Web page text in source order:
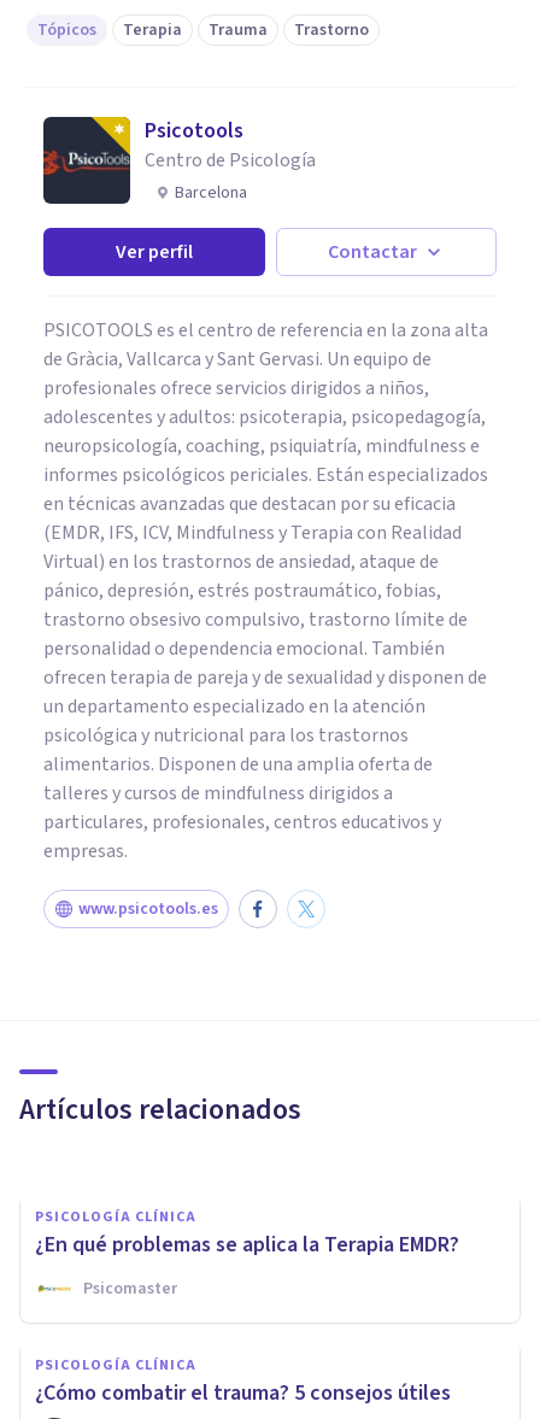
Tópicos Terapia Trauma Trastorno
Psicotools
Centro de Psicología
Barcelona
Ver perfil Contactar
PSICOTOOLS es el centro de referencia en la zona alta
de Gràcia, Vallcarca y Sant Gervasi. Un equipo de
profesionales ofrece servicios dirigidos a niños,
adolescentes y adultos: psicoterapia, psicopedagogía,
neuropsicología, coaching, psiquiatría, mindfulness e
informes psicológicos periciales. Están especializados
en técnicas avanzadas que destacan por su eficacia
(EMDR, IFS, ICV, Mindfulness y Terapia con Realidad
Virtual) en los trastornos de ansiedad, ataque de
pánico, depresión, estrés postraumático, fobias,
trastorno obsesivo compulsivo, trastorno límite de
personalidad o dependencia emocional. También
ofrecen terapia de pareja y de sexualidad y disponen de
un departamento especializado en la atención
psicológica y nutricional para los trastornos
alimentarios. Disponen de una amplia oferta de
talleres y cursos de mindfulness dirigidos a
particulares, profesionales, centros educativos y
empresas.
www.psicotools.es
Artículos relacionados
¿cómo se abordan las
comorbilidades?
PSICOLOGÍA CLÍNICA
¿En qué problemas se aplica la Terapia EMDR?
Psicomaster
PSICOLOGÍA CLÍNICA
¿Cómo combatir el trauma? 5 consejos útiles
¿Cómo se usa la terapia EMDR
para el estrés postraumático?